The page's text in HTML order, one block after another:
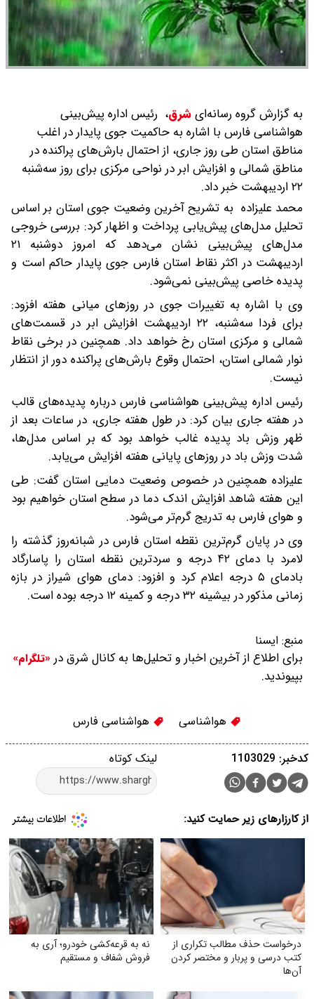
به گزارش گروه رسانه‌ایشرق، رئیس اداره پیش‌بینی
هواشناسی فارس با اشاره به حاکمیت جوی پایدار در اغلب
مناطق استان طی روز جاری، از احتمال بارش‌های پراکنده در
مناطق شمالی و افزایش ابر در نواحی مرکزی برای روز سه‌شنبه
۲۲ اردیبهشت خبر داد.
محمد علیزاده به تشریح آخرین وضعیت جوی استان بر اساس
تحلیل مدل‌های پیش‌یابی پرداخت و اظهار کرد: بررسی خروجی
مدل‌های پیش‌بینی نشان می‌دهد که امروز دوشنبه ۲۱
اردیبهشت در اکثر نقاط استان فارس جوی پایدار حاکم است و
پدیده خاصی پیش‌بینی نمی‌شود.
وی با اشاره به تغییرات جوی در روزهای میانی هفته افزود:
برای فردا سه‌شنبه، ۲۲ اردیبهشت افزایش ابر در قسمت‌های
شمالی و مرکزی استان رخ خواهد داد. همچنین در برخی نقاط
نوار شمالی استان، احتمال وقوع بارش‌های پراکنده دور از انتظار
نیست.
رئیس اداره پیش‌بینی هواشناسی فارس درباره پدیده‌های قالب
در هفته جاری بیان کرد: در طول هفته جاری، در ساعات بعد از
ظهر وزش باد پدیده غالب خواهد بود که بر اساس مدل‌ها،
شدت وزش باد در روزهای پایانی هفته افزایش می‌یابد.
علیزاده همچنین در خصوص وضعیت دمایی استان گفت: طی
این هفته شاهد افزایش اندک دما در سطح استان خواهیم بود
و هوای فارس به تدریج گرم‌تر می‌شود.
وی در پایان گرم‌ترین نقطه استان فارس در شبانه‌روز گذشته را
لامرد با دمای ۴۲ درجه و سردترین نقطه استان را پاسارگاد
بادمای ۵ درجه اعلام کرد و افزود: دمای هوای شیراز در بازه
زمانی مذکور در بیشینه ۳۲ درجه و کمینه ۱۲ درجه بوده است.
منبع: ایسنا
برای اطلاع از آخرین اخبار و تحلیل‌ها به کانال شرق در «تلگرام»
بپیوندید.
هواشناسی هواشناسی فارس
لینک کوتاه کدخبر: 1103029
از کارزارهای زیر حمایت کنید:
درخواست حذف مطالب تکراری از
کتب درسی و پربار و مختصر کردن
آن‌ها
نه به قرعه‌کشی خودرو؛ آری به
فروش شفاف و مستقیم